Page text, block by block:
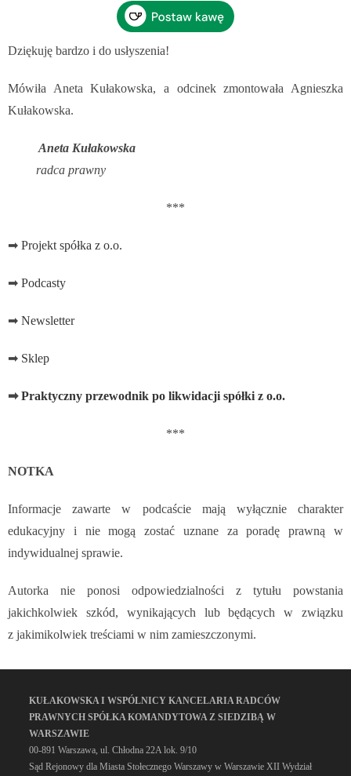
Dziękuję bardzo i do usłyszenia!
Mówiła Aneta Kułakowska, a odcinek zmontowała Agnieszka
Kułakowska.
Aneta Kułakowska
radca prawny
***
➡ Projekt spółka z o.o.
➡ Podcasty
➡ Newsletter
➡ Sklep
➡Praktyczny przewodnik po likwidacji spółki z o.o.
***
NOTKA
Informacje zawarte w podcaście mają wyłącznie charakter
edukacyjny i nie mogą zostać uznane za poradę prawną w
indywidualnej sprawie.
Autorka nie ponosi odpowiedzialności z tytułu powstania
jakichkolwiek szkód, wynikających lub będących w związku
z jakimikolwiek treściami w nim zamieszczonymi.
KUŁAKOWSKA I WSPÓLNICY KANCELARIA RADCÓW
PRAWNYCH SPÓŁKA KOMANDYTOWA Z SIEDZIBĄ W
WARSZAWIE
00-891 Warszawa, ul. Chłodna 22A lok. 9/10
Sąd Rejonowy dla Miasta Stołecznego Warszawy w Warszawie XII Wydział